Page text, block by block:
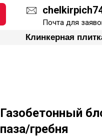
Почта для
Клинкерная
Клинкерная плитка
Газобетонный
паза/гребня